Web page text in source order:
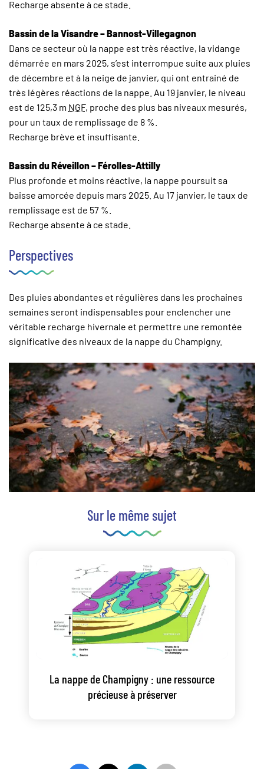
Recharge absente à ce stade.
Bassin de la Visandre – Bannost-Villegagnon
Dans ce secteur où la nappe est très réactive, la vidange
démarrée en mars 2025, s’est interrompue suite aux pluies
de décembre et à la neige de janvier, qui ont entrainé de
très légères réactions de la nappe. Au 19 janvier, le niveau
est de 125,3 m NGF, proche des plus bas niveaux mesurés,
pour un taux de remplissage de 8 %.
Recharge brève et insuffisante.
Bassin du Réveillon – Férolles-Attilly
Plus profonde et moins réactive, la nappe poursuit sa
baisse amorcée depuis mars 2025. Au 17 janvier, le taux de
remplissage est de 57 %.
Recharge absente à ce stade.
Perspectives
Des pluies abondantes et régulières dans les prochaines
semaines seront indispensables pour enclencher une
véritable recharge hivernale et permettre une remontée
significative des niveaux de la nappe du Champigny.
Sur le même sujet
La nappe de Champigny : une ressource
précieuse à préserver